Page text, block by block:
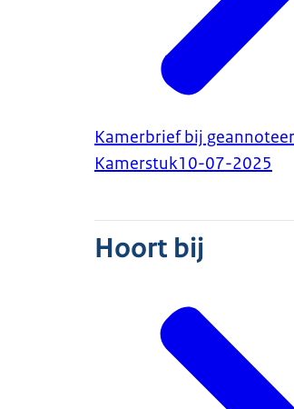
Kamerbrief bij
Kamerstuk10-07-2025
Hoort bij